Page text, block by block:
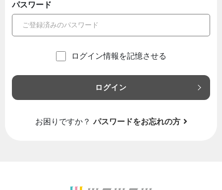
パスワード
ログイン情報を記憶させる
ログイン
お困りですか？ パスワードをお忘れの方